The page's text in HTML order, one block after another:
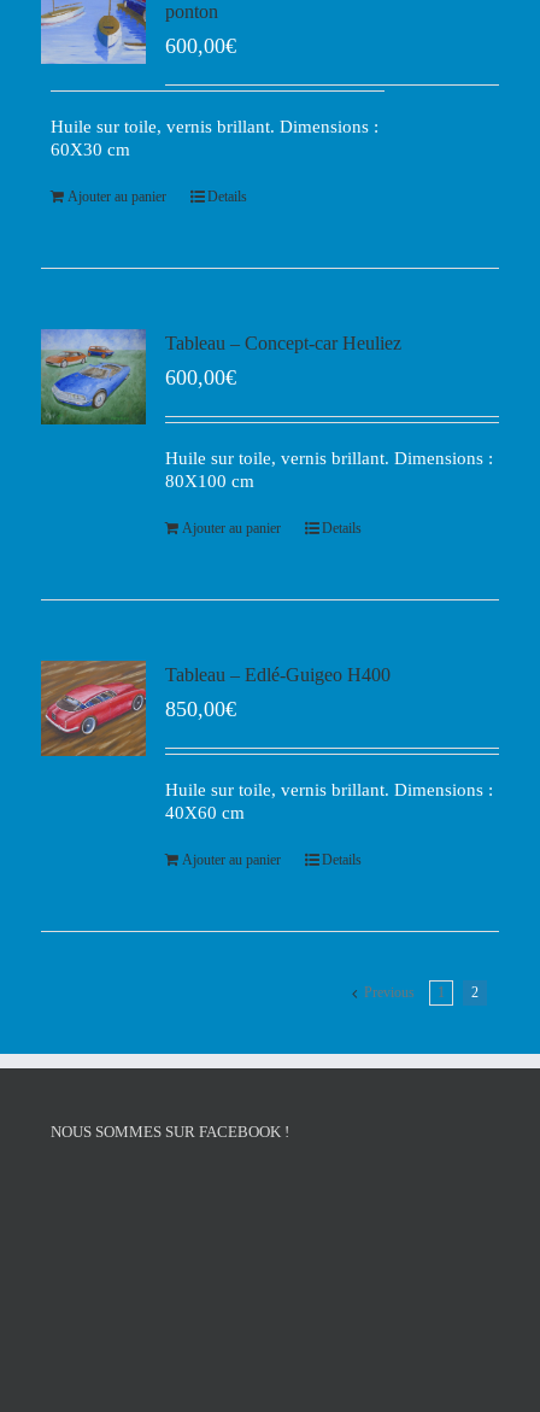
ponton
600,00€
Huile sur toile, vernis brillant. Dimensions :
60X30 cm
Ajouter au panier Details
Tableau – Concept-car Heuliez
600,00€
Huile sur toile, vernis brillant. Dimensions :
80X100 cm
Ajouter au panier Details
Tableau – Edlé-Guigeo H400
850,00€
Huile sur toile, vernis brillant. Dimensions :
40X60 cm
Ajouter au panier Details
Previous 1 2
NOUS SOMMES SUR FACEBOOK !